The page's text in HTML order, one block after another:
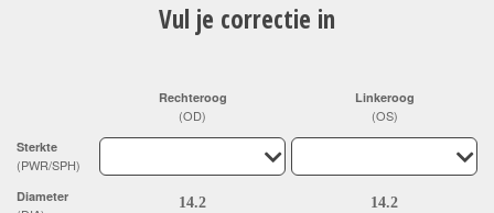
Vul je correctie in
Sterkte
(PWR/SPH)
Diameter
Rechteroog
(OD)
Linkeroog
(OS)